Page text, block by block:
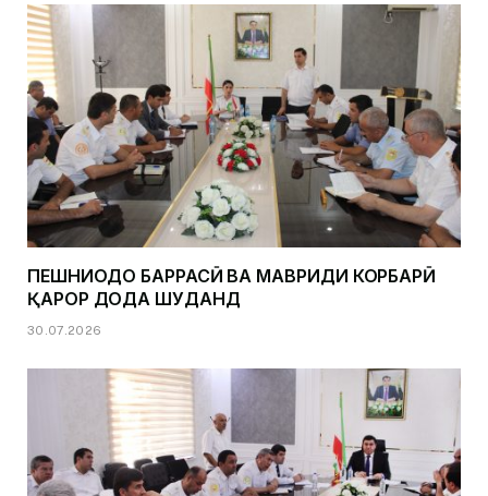
ПЕШНИҲОДҲО БАРРАСӢ ВА МАВРИДИ КОРБАРӢ
ҚАРОР ДОДА ШУДАНД
30.07.2026